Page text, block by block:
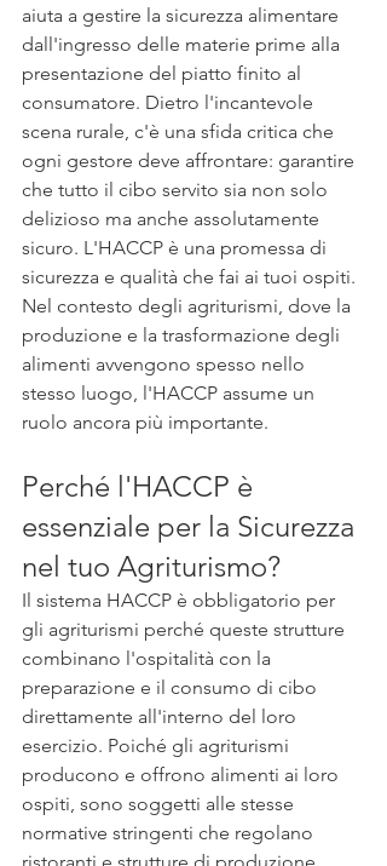
aiuta a gestire la sicurezza alimentare
dall'ingresso delle materie prime alla
presentazione del piatto finito al
consumatore. Dietro l'incantevole
scena rurale, c'è una sfida critica che
ogni gestore deve affrontare: garantire
che tutto il cibo servito sia non solo
delizioso ma anche assolutamente
sicuro. L'HACCP è una promessa di
sicurezza e qualità che fai ai tuoi ospiti.
Nel contesto degli agriturismi, dove la
produzione e la trasformazione degli
alimenti avvengono spesso nello
stesso luogo, l'HACCP assume un
ruolo ancora più importante.
Perché l'HACCP è
essenziale per la Sicurezza
nel tuo Agriturismo?
Il sistema HACCP è obbligatorio per
gli agriturismi perché queste strutture
combinano l'ospitalità con la
preparazione e il consumo di cibo
direttamente all'interno del loro
esercizio. Poiché gli agriturismi
producono e offrono alimenti ai loro
ospiti, sono soggetti alle stesse
normative stringenti che regolano